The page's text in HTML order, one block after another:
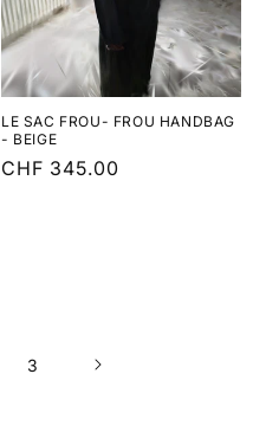
LE SAC FROU- FROU HANDBAG
- BEIGE
Normaler
CHF 345.00
3